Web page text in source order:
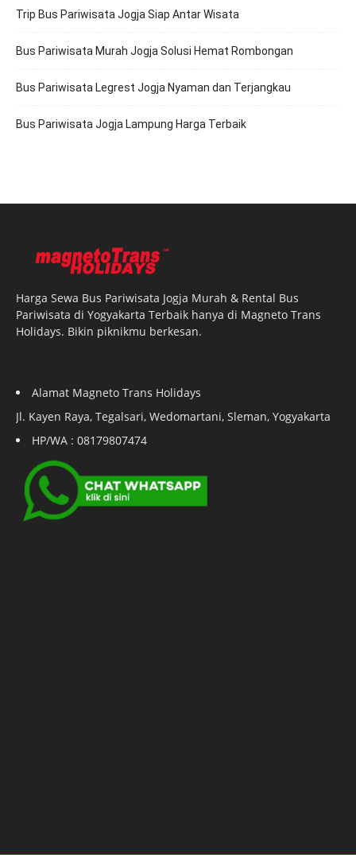
Trip Bus Pariwisata Jogja Siap Antar Wisata
Bus Pariwisata Murah Jogja Solusi Hemat Rombongan
Bus Pariwisata Legrest Jogja Nyaman dan Terjangkau
Bus Pariwisata Jogja Lampung Harga Terbaik
Harga Sewa Bus Pariwisata Jogja Murah & Rental Bus
Pariwisata di Yogyakarta Terbaik hanya di Magneto Trans
Holidays. Bikin piknikmu berkesan.
Alamat Magneto Trans Holidays
Jl. Kayen Raya, Tegalsari, Wedomartani, Sleman, Yogyakarta
HP/WA : 08179807474